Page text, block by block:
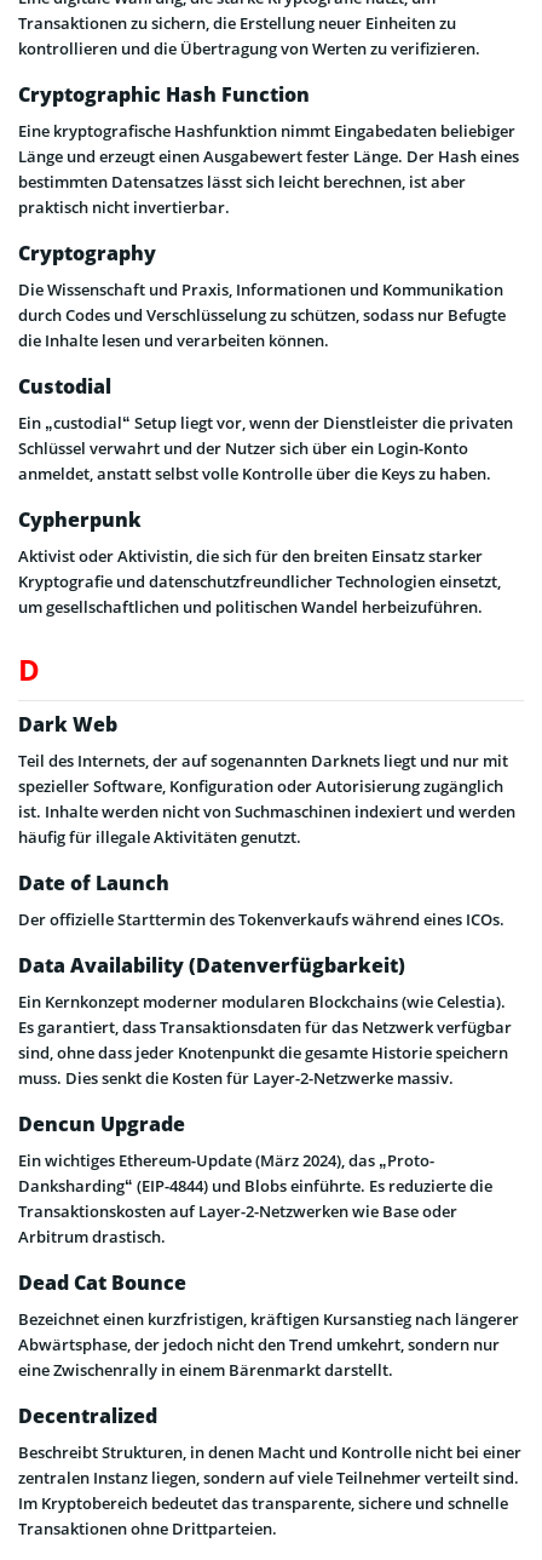
Transaktionen zu sichern, die Erstellung neuer Einheiten zu
kontrollieren und die Übertragung von Werten zu verifizieren.
Cryptographic Hash Function
Eine kryptografische Hashfunktion nimmt Eingabedaten beliebiger
Länge und erzeugt einen Ausgabewert fester Länge. Der Hash eines
bestimmten Datensatzes lässt sich leicht berechnen, ist aber
praktisch nicht invertierbar.
Cryptography
Die Wissenschaft und Praxis, Informationen und Kommunikation
durch Codes und Verschlüsselung zu schützen, sodass nur Befugte
die Inhalte lesen und verarbeiten können.
Custodial
Ein „custodial“ Setup liegt vor, wenn der Dienstleister die privaten
Schlüssel verwahrt und der Nutzer sich über ein Login-Konto
anmeldet, anstatt selbst volle Kontrolle über die Keys zu haben.
Cypherpunk
Aktivist oder Aktivistin, die sich für den breiten Einsatz starker
Kryptografie und datenschutzfreundlicher Technologien einsetzt,
um gesellschaftlichen und politischen Wandel herbeizuführen.
D
Dark Web
Teil des Internets, der auf sogenannten Darknets liegt und nur mit
spezieller Software, Konfiguration oder Autorisierung zugänglich
ist. Inhalte werden nicht von Suchmaschinen indexiert und werden
häufig für illegale Aktivitäten genutzt.
Date of Launch
Der offizielle Starttermin des Tokenverkaufs während eines ICOs.
Data Availability (Datenverfügbarkeit)
Ein Kernkonzept moderner modularen Blockchains (wie Celestia).
Es garantiert, dass Transaktionsdaten für das Netzwerk verfügbar
sind, ohne dass jeder Knotenpunkt die gesamte Historie speichern
muss. Dies senkt die Kosten für Layer-2-Netzwerke massiv.
Dencun Upgrade
Ein wichtiges Ethereum-Update (März 2024), das „Proto-
Danksharding“ (EIP-4844) und Blobs einführte. Es reduzierte die
Transaktionskosten auf Layer-2-Netzwerken wie Base oder
Arbitrum drastisch.
Dead Cat Bounce
Bezeichnet einen kurzfristigen, kräftigen Kursanstieg nach längerer
Abwärtsphase, der jedoch nicht den Trend umkehrt, sondern nur
eine Zwischenrally in einem Bärenmarkt darstellt.
Decentralized
Beschreibt Strukturen, in denen Macht und Kontrolle nicht bei einer
zentralen Instanz liegen, sondern auf viele Teilnehmer verteilt sind.
Im Kryptobereich bedeutet das transparente, sichere und schnelle
Transaktionen ohne Drittparteien.